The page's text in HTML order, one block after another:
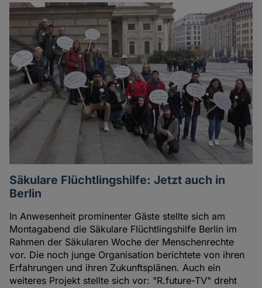
Säkulare Flüchtlingshilfe: Jetzt auch in
Berlin
In Anwesenheit prominenter Gäste stellte sich am
Montagabend die Säkulare Flüchtlingshilfe Berlin im
Rahmen der Säkularen Woche der Menschenrechte
vor. Die noch junge Organisation berichtete von ihren
Erfahrungen und ihren Zukunftsplänen. Auch ein
weiteres Projekt stellte sich vor: "R.future-TV" dreht